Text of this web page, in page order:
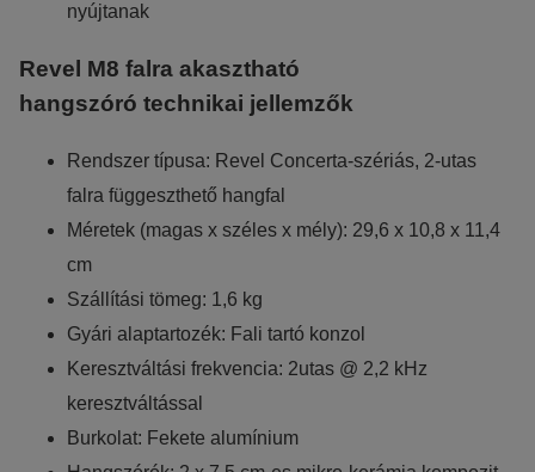
nyújtanak
Revel M8 falra akasztható
hangszóró technikai jellemzők
Rendszer típusa: Revel Concerta-szériás, 2-utas
falra függeszthető hangfal
Méretek (magas x széles x mély): 29,6 x 10,8 x 11,4
cm
Szállítási tömeg: 1,6 kg
Gyári alaptartozék: Fali tartó konzol
Keresztváltási frekvencia: 2utas @ 2,2 kHz
keresztváltással
Burkolat: Fekete alumínium